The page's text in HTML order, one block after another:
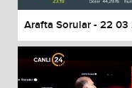
Arafta Sorular - 22 03